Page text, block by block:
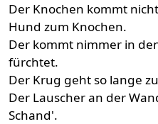
Der Knochen kommt
Hund zum Knochen.
Der kommt nimmer in
fürchtet.
Der Krug geht so lange
Der Lauscher an der
Schand'.